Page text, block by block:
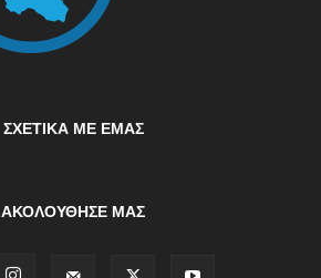
ΣΧΕΤΙΚΆ ΜΕ ΕΜΆΣ
ΑΚΟΛΟΥΘΗΣΕ ΜΑΣ